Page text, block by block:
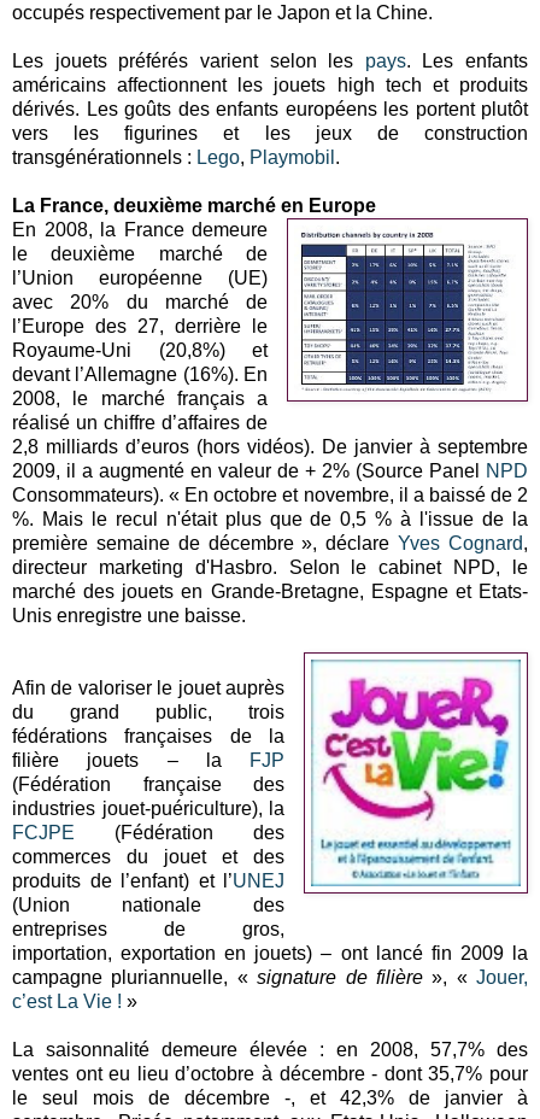
occupés respectivement par le Japon et la Chine.
Les jouets préférés varient selon les pays. Les enfants
américains affectionnent les jouets high tech et produits
dérivés. Les goûts des enfants européens les portent plutôt
vers les figurines et les jeux de construction
transgénérationnels : Lego, Playmobil .
La France, deuxième marché en Europe
En 2008, la France demeure
le deuxième marché de
l’Union européenne (UE)
avec 20% du marché de
l’Europe des 27, derrière le
Royaume-Uni (20,8%) et
devant l’Allemagne (16%). En
2008, le marché français a
réalisé un chiffre d’affaires de
2,8 milliards d’euros (hors vidéos). De janvier à septembre
2009, il a augmenté en valeur de + 2% (Source Panel
NPD
Consommateurs). « En octobre et novembre, il a baissé de 2
%. Mais le recul n'était plus que de 0,5 % à l'issue de la
première semaine de décembre », déclareYves Cognard,
directeur marketing d'Hasbro. Selon le cabinet NPD, le
marché des jouets en Grande-Bretagne, Espagne et Etats-
Unis enregistre une baisse.
Afin de valoriser le jouet auprès
du grand public, trois
fédérations françaises de la
filière jouets – la
FJP
(Fédération française des
industries jouet-puériculture), la
FCJPE (Fédération des
commerces du jouet et des
produits de l’enfant) et l’UNEJ
(Union nationale des
entreprises de gros,
importation, exportation en jouets) – ont lancé fin 2009 la
campagne pluriannuelle, «signature de filière», « Jouer,
c’est La Vie ! »
La saisonnalité demeure élevée : en 2008, 57,7% des
ventes ont eu lieu d’octobre à décembre - dont 35,7% pour
le seul mois de décembre -, et 42,3% de janvier à